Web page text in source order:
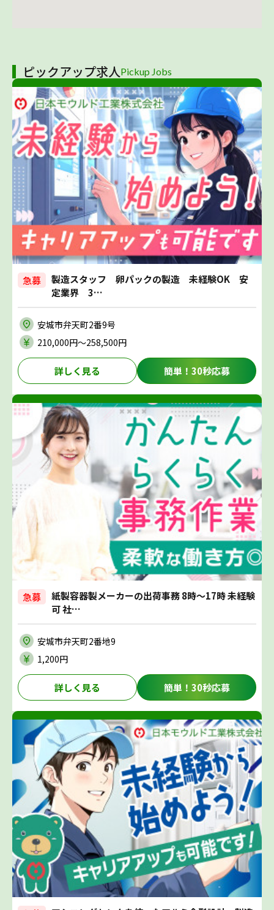
ピックアップ求人Pickup Jobs
急募
製造スタッフ 卵パックの製造 未経験OK 安
定業界 3…
安城市弁天町2番9号
210,000円〜258,500円
詳しく見る 簡単！30秒応募
急募
紙製容器製メーカーの出荷事務 8時～17時 未経験
可 社…
安城市弁天町2番地9
1,200円
詳しく見る 簡単！30秒応募